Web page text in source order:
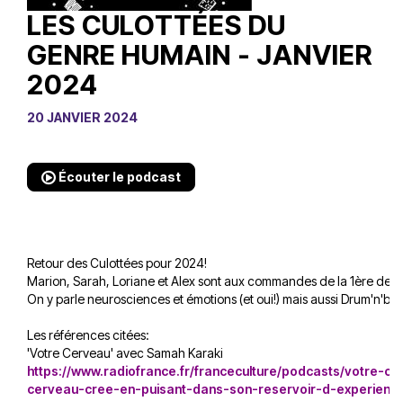
LES CULOTTÉES DU
GENRE HUMAIN - JANVIER
2024
20 JANVIER 2024
Écouter le podcast
Retour des Culottées pour 2024!
Marion, Sarah, Loriane et Alex sont aux commandes de la 1ère de
On y parle neurosciences et émotions (et oui!) mais aussi
Les références citées:
'Votre Cerveau' avec Samah Karaki
https://www.radiofrance.fr/franceculture/podcasts/votre-
cerveau-cree-en-puisant-dans-son-reservoir-d-